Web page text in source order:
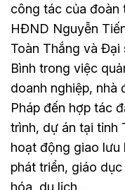
công tác của đoàn
HĐND Nguyễn
Toàn Thắng và
Bình trong việc
doanh nghiệp, nhà
Pháp đến hợp tác
trình, dự án tại tỉnh
hoạt động giao lưu
phát triển, giáo
hóa, du lịch...